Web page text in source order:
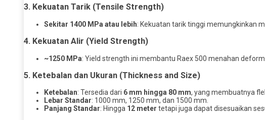
3. Kekuatan Tarik (Tensile Strength)
Sekitar 1400 MPa atau lebih: Kekuatan tarik tinggi memungkinkan
4. Kekuatan Alir (Yield Strength)
~1250 MPa: Yield strength ini membantu Raex 500 menahan
5. Ketebalan dan Ukuran (Thickness and Size)
Ketebalan: Tersedia dari 6 mm hingga 80 mm, yang membuatnya
Lebar Standar: 1000 mm, 1250 mm, dan 1500 mm.
Panjang Standar: Hingga 12 meter tetapi juga dapat disesuaikan